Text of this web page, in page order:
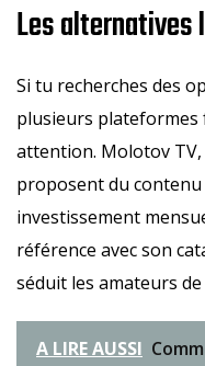
Les alternatives
Si tu recherches des
plusieurs
attention. Molotov TV,
proposent du
investissement
référence avec son
séduit les amateurs
A LIRE AUSSI